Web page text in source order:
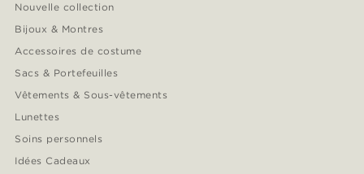
Nouvelle collection
Bijoux & Montres
Accessoires de costume
Sacs & Portefeuilles
Vêtements & Sous-vêtements
Lunettes
Soins personnels
Idées Cadeaux